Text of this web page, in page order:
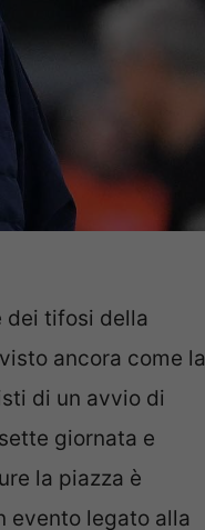
dei tifosi della
ancora come la
di un avvio di
giornata e
la piazza è
evento legato alla